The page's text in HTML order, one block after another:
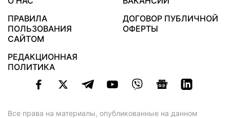
ПРАВИЛА
ПОЛЬЗОВАНИЯ
САЙТОМ
ДОГОВОР ПУБЛИЧНОЙ
ОФЕРТЫ
РЕДАКЦИОННАЯ
ПОЛИТИКА
Все права на материалы, опубликованные на данном